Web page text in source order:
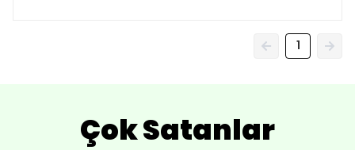
1
Çok Satanlar